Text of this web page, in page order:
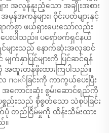
အလွန်နူးညံ့သော အချိုးအစား
အကန်များ၊ ဝိုင်းပတ်များနှင့်
ာက်စွာ ဖယ်ရှားပေးသော်လည်း
ေးပါသည်။ ပရော်ဖက်ရှင်နယ်
င်များသည် နောက်ဆုံးအလှဆင်
ျက်နှာပြင်များကို ပြင်ဆင်ရန်
းတန်ဖိုးထားကြပါသည်။
ခြင်းကို ကာကွယ်ပေးပြီး
အကောင်းဆုံး စွမ်းဆောင်ရည်ကို
စ္စည်းသည် စိုစွတ်သော သဲစုပ်ခြင်း
ပုံ တည်ငြိမ်မှုကို ထိန်းသိမ်းထား
။